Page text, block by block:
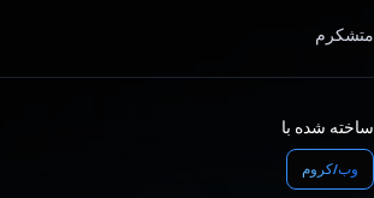
متشکرم
ساخته شده با
وب/کروم